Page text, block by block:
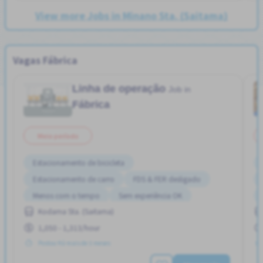
View more Jobs in Minano Sta. (Saitama)
Vagas Fábrica
Linha de operação
Fábrica
Estacionamento de bicicleta
Estacionamento de carro
FDS & FER desligado
Menos com o tempo
Sem experiência OK
Kodama Sta. (Saitama)
1,050 - 1,313/hour